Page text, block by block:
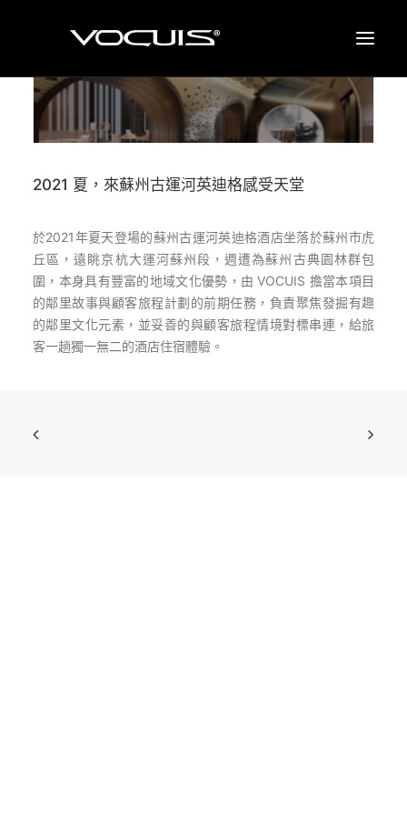
品牌塑造
案例
联络我们
最新消息
EN
2021 夏，來蘇州古運河英迪格感受天堂
於2021年夏天登場的蘇州古運河英迪格酒店坐落於蘇州市虎
丘區，遠眺京杭大運河蘇州段，週遭為蘇州古典園林群包
圍，本身具有豐富的地域文化優勢，由 VOCUIS 擔當本項目
的鄰里故事與顧客旅程計劃的前期任務，負責聚焦發掘有趣
的鄰里文化元素，並妥善的與顧客旅程情境對標串連，給旅
客一趟獨一無二的酒店住宿體驗。